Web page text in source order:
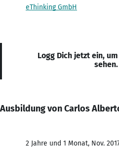
eThinking GmbH
Logg Dich jetzt ein,
sehen.
Ausbildung von Carlos
2 Jahre und 1 Monat, Nov.